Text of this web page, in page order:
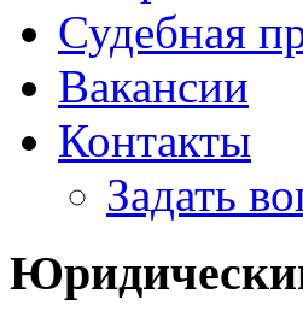
Судебная
Вакансии
Контакты
Задать